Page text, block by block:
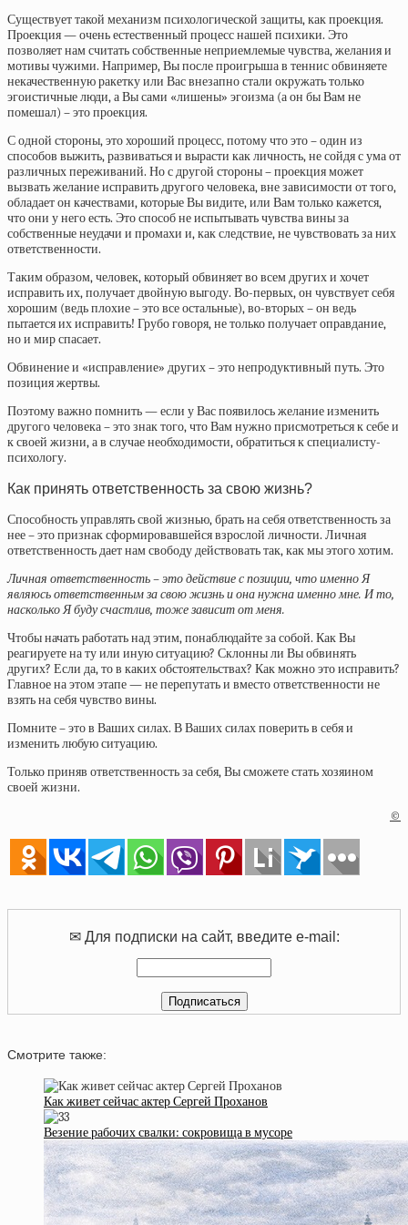
Существует такой механизм психологической защиты, как проекция.
Проекция — очень естественный процесс нашей психики. Это
позволяет нам считать собственные неприемлемые чувства, желания и
мотивы чужими. Например, Вы после проигрыша в теннис обвиняете
некачественную ракетку или Вас внезапно стали окружать только
эгоистичные люди, а Вы сами «лишены» эгоизма (а он бы Вам не
помешал) – это проекция.
С одной стороны, это хороший процесс, потому что это – один из
способов выжить, развиваться и вырасти как личность, не сойдя с ума от
различных переживаний. Но с другой стороны – проекция может
вызвать желание исправить другого человека, вне зависимости от того,
обладает он качествами, которые Вы видите, или Вам только кажется,
что они у него есть. Это способ не испытывать чувства вины за
собственные неудачи и промахи и, как следствие, не чувствовать за них
ответственности.
Таким образом, человек, который обвиняет во всем других и хочет
исправить их, получает двойную выгоду. Во-первых, он чувствует себя
хорошим (ведь плохие – это все остальные), во-вторых – он ведь
пытается их исправить! Грубо говоря, не только получает оправдание,
но и мир спасает.
Обвинение и «исправление» других – это непродуктивный путь. Это
позиция жертвы.
Поэтому важно помнить — если у Вас появилось желание изменить
другого человека – это знак того, что Вам нужно присмотреться к себе и
к своей жизни, а в случае необходимости, обратиться к специалисту-
психологу.
Как принять ответственность за свою жизнь?
Способность управлять свой жизнью, брать на себя ответственность за
нее – это признак сформировавшейся взрослой личности. Личная
ответственность дает нам свободу действовать так, как мы этого хотим.
Личная ответственность – это действие с позиции, что именно Я
являюсь ответственным за свою жизнь и она нужна именно мне. И то,
насколько Я буду счастлив, тоже зависит от меня.
Чтобы начать работать над этим, понаблюдайте за собой. Как Вы
реагируете на ту или иную ситуацию? Склонны ли Вы обвинять
других? Если да, то в каких обстоятельствах? Как можно это исправить?
Главное на этом этапе — не перепутать и вместо ответственности не
взять на себя чувство вины.
Помните – это в Ваших силах. В Ваших силах поверить в себя и
изменить любую ситуацию.
Только приняв ответственность за себя, Вы сможете стать хозяином
своей жизни.
©
✉ Для подписки на сайт, введите e-mail:
Смотрите также:
Как живет сейчас актер Сергей Проханов
Везение рабочих свалки: сокровища в мусоре